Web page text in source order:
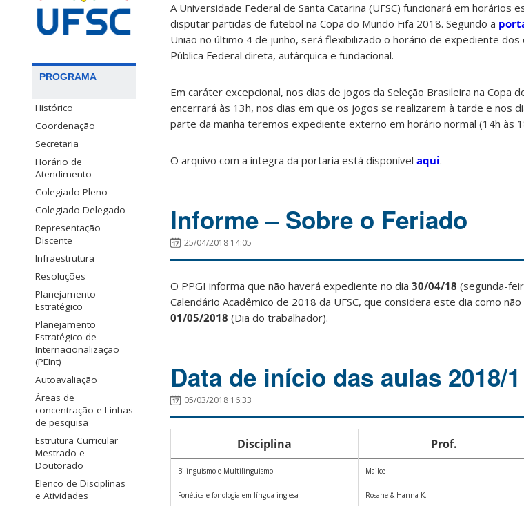
PROGRAMA
Histórico
Coordenação
Secretaria
Horário de
Atendimento
Colegiado Pleno
Colegiado Delegado
Representação
Discente
Infraestrutura
Resoluções
Planejamento
Estratégico
Planejamento
Estratégico de
Internacionalização
(PEInt)
Autoavaliação
Áreas de
concentração e Linhas
de pesquisa
Estrutura Curricular
Mestrado e
Doutorado
Elenco de Disciplinas
e Atividades
A Universidade Federal de Santa Catarina (UFSC) funcionará em horários
disputar partidas de futebol na Copa do Mundo Fifa 2018. Segundo a
União no último 4 de junho, será flexibilizado o horário de expediente
Pública Federal direta, autárquica e fundacional.
Em caráter excepcional, nos dias de jogos da Seleção Brasileira na Copa
encerrará às 13h, nos dias em que os jogos se realizarem à tarde e nos
parte da manhã teremos expediente externo em horário normal (14h às
O arquivo com a íntegra da portaria está disponível aqui.
Informe – Sobre o Feriado
25/04/2018 14:05
O PPGI informa que não haverá expediente no dia 30/04/18 (segunda-
Calendário Acadêmico de 2018 da UFSC, que considera este dia como
01/05/2018 (Dia do trabalhador).
Data de início das aulas 2018/1
05/03/2018 16:33
Disciplina Prof.
Bilinguismo e Multilinguismo Mailce
Fonética e fonologia em língua inglesa Rosane & Hanna K.